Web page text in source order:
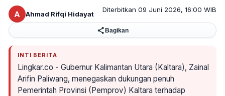
A Ahmad Rifqi Hidayat
Diterbitkan 09 Juni 2026, 16:00 WIB
Bagikan
INTI BERITA
Lingkar.co - Gubernur Kalimantan Utara (Kaltara), Zainal
Arifin Paliwang, menegaskan dukungan penuh
Pemerintah Provinsi (Pemprov) Kaltara terhadap